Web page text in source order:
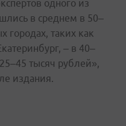
одного из
в среднем в 50–
городах, таких как
– в 40–
тысяч рублей»,
издания.